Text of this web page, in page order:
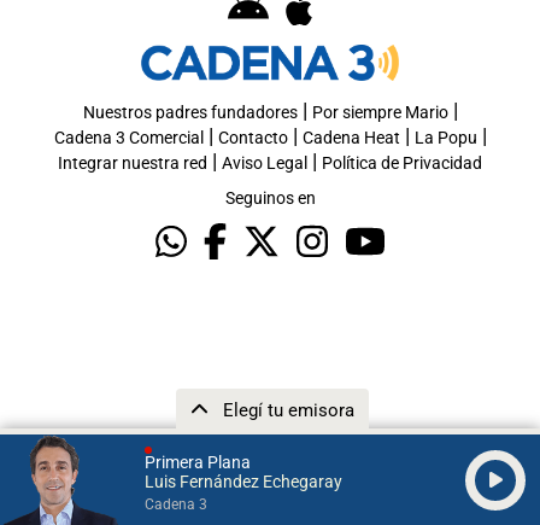
Primera Plana
Luis Fernández Echegaray
Cadena 3
Elegí tu emisora
Nuestros padres fundadores| Por siempre Mario|
Cadena 3 Comercial | Contacto| Cadena Heat | La Popu |
Integrar nuestra red | Aviso Legal | Política de Privacidad
Seguinos en